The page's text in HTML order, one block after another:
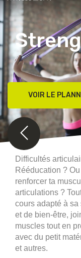
VOIR LE
Difficultés
Rééducation ?
renforcer ta
articulations ?
cours adapté à sa
et de bien-être,
muscles tout en
avec du petit
et autres.